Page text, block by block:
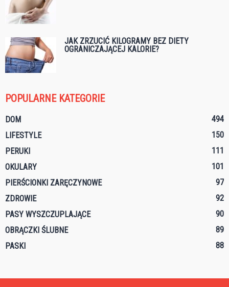
JAK ZRZUCIĆ KILOGRAMY BEZ DIETY
OGRANICZAJĄCEJ KALORIE?
POPULARNE KATEGORIE
DOM
494
LIFESTYLE
150
PERUKI
111
OKULARY
101
PIERŚCIONKI ZARĘCZYNOWE
97
ZDROWIE
92
PASY WYSZCZUPLAJĄCE
90
OBRĄCZKI ŚLUBNE
89
PASKI
88